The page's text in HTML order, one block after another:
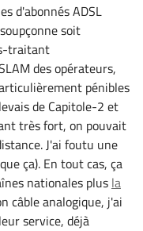
d'abonnés ADSL
soit
traitant
des opérateurs,
pénibles
de Capitole-2 et
très fort, on pouvait
J'ai foutu une
ça). En tout cas, ça
nationales plus la
câble analogique, j'ai
service, déjà